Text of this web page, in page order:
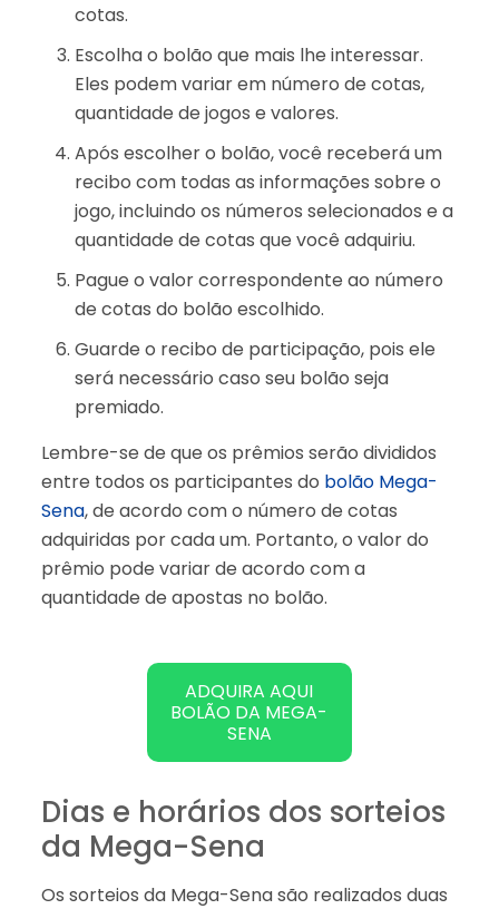
cotas.
Escolha o bolão que mais lhe interessar.
Eles podem variar em número de cotas,
quantidade de jogos e valores.
Após escolher o bolão, você receberá um
recibo com todas as informações sobre o
jogo, incluindo os números selecionados e a
quantidade de cotas que você adquiriu.
Pague o valor correspondente ao número
de cotas do bolão escolhido.
Guarde o recibo de participação, pois ele
será necessário caso seu bolão seja
premiado.
Lembre-se de que os prêmios serão divididos
entre todos os participantes do bolão Mega-
Sena, de acordo com o número de cotas
adquiridas por cada um. Portanto, o valor do
prêmio pode variar de acordo com a
quantidade de apostas no bolão.
ADQUIRA AQUI
BOLÃO DA MEGA-
SENA
Dias e horários dos sorteios
da Mega-Sena
Os sorteios da Mega-Sena são realizados duas